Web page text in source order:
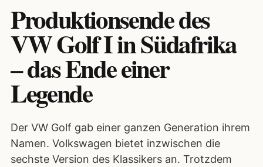
Produktionsende des
VW Golf I in Südafrika
– das Ende einer
Legende
Der VW Golf gab einer ganzen Generation ihrem
Namen. Volkswagen bietet inzwischen die
sechste Version des Klassikers an. Trotzdem